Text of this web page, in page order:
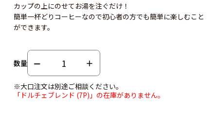
カップの上にのせてお湯を注ぐだけ！
簡単一杯どりコーヒーなので初心者の方でも簡単に楽しむこと
ができます。
数量
※大口注文は別途ご相談ください。
「ドルチェブレンド (7P)」の在庫がありません。